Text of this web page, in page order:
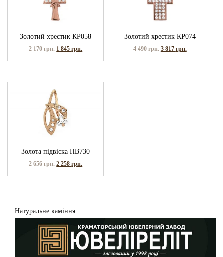
Золотий хрестик КР058
2 170грн. 1 845грн.
Золотий хрестик КР074
4 490грн. 3 817 грн.
Золота підвіска ПВ730
2 656грн. 2 258грн.
Натуральне каміння